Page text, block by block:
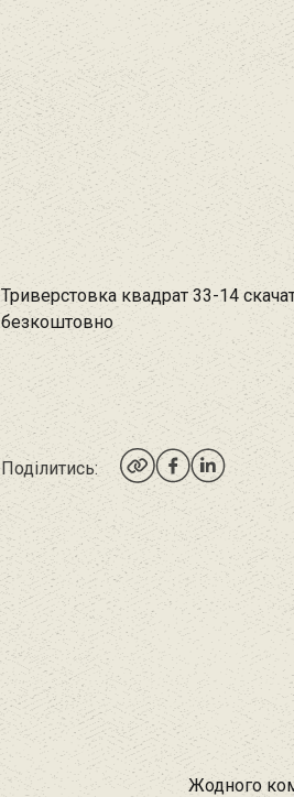
Триверстовка квадрат 33-14
безкоштовно
Поділитись:
Жодного